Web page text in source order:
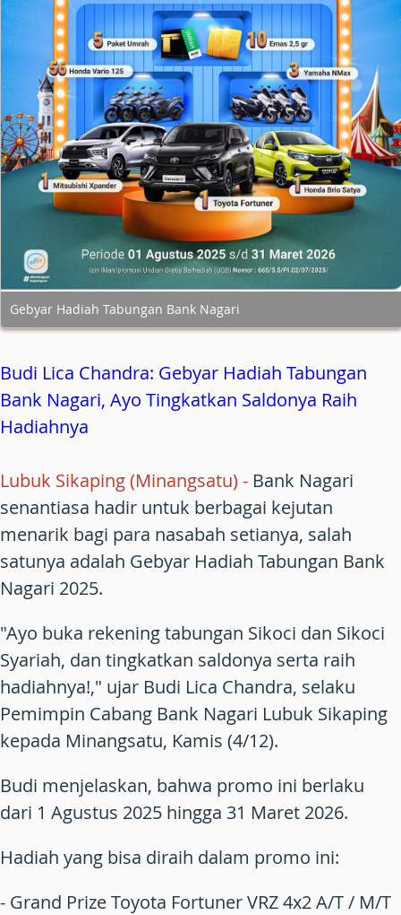
Gebyar Hadiah Tabungan Bank Nagari
Budi Lica Chandra: Gebyar Hadiah Tabungan
Bank Nagari, Ayo Tingkatkan Saldonya Raih
Hadiahnya
Lubuk Sikaping (Minangsatu) - Bank Nagari
senantiasa hadir untuk berbagai kejutan
menarik bagi para nasabah setianya, salah
satunya adalah Gebyar Hadiah Tabungan Bank
Nagari 2025.
"Ayo buka rekening tabungan Sikoci dan Sikoci
Syariah, dan tingkatkan saldonya serta raih
hadiahnya!," ujar Budi Lica Chandra, selaku
Pemimpin Cabang Bank Nagari Lubuk Sikaping
kepada Minangsatu, Kamis (4/12).
Budi menjelaskan, bahwa promo ini berlaku
dari 1 Agustus 2025 hingga 31 Maret 2026.
Hadiah yang bisa diraih dalam promo ini:
- Grand Prize Toyota Fortuner VRZ 4x2 A/T / M/T